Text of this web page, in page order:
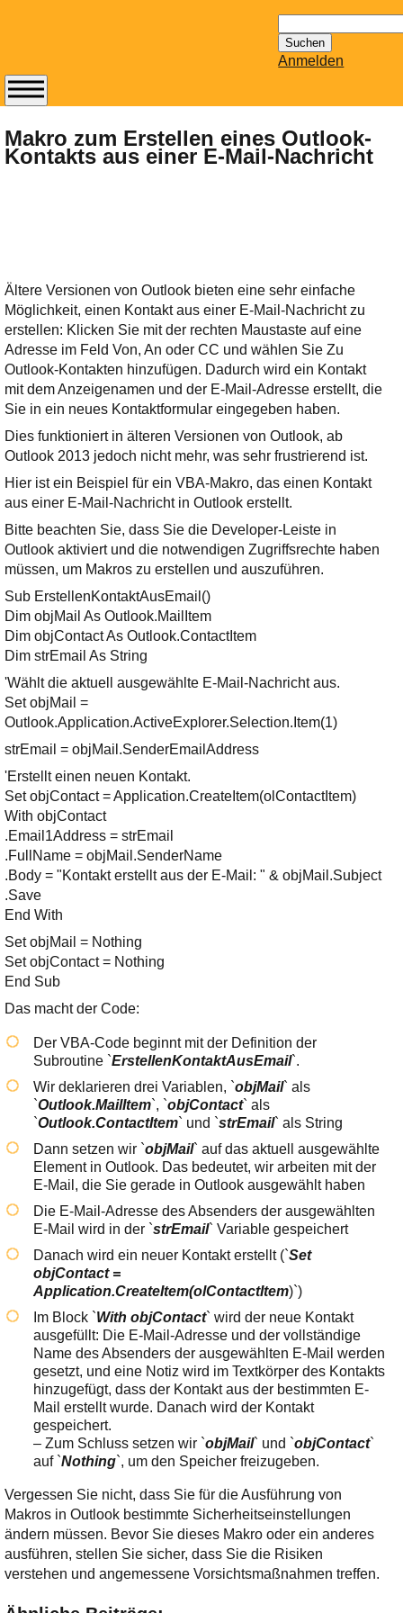
nach:
Anmelden
Makro zum Erstellen eines Outlook-
Kontakts aus einer E-Mail-Nachricht
Ältere Versionen von Outlook bieten eine sehr einfache
Möglichkeit, einen Kontakt aus einer E-Mail-Nachricht zu
erstellen: Klicken Sie mit der rechten Maustaste auf eine
Adresse im Feld Von, An oder CC und wählen Sie Zu
Outlook-Kontakten hinzufügen. Dadurch wird ein Kontakt
mit dem Anzeigenamen und der E-Mail-Adresse erstellt, die
Sie in ein neues Kontaktformular eingegeben haben.
Dies funktioniert in älteren Versionen von Outlook, ab
Outlook 2013 jedoch nicht mehr, was sehr frustrierend ist.
Hier ist ein Beispiel für ein VBA-Makro, das einen Kontakt
aus einer E-Mail-Nachricht in Outlook erstellt.
Bitte beachten Sie, dass Sie die Developer-Leiste in
Outlook aktiviert und die notwendigen Zugriffsrechte haben
müssen, um Makros zu erstellen und auszuführen.
Sub ErstellenKontaktAusEmail()
Dim objMail As Outlook.MailItem
Dim objContact As Outlook.ContactItem
Dim strEmail As String
'Wählt die aktuell ausgewählte E-Mail-Nachricht aus.
Set objMail =
Outlook.Application.ActiveExplorer.Selection.Item(1)
strEmail = objMail.SenderEmailAddress
'Erstellt einen neuen Kontakt.
Set objContact = Application.CreateItem(olContactItem)
With objContact
.Email1Address = strEmail
.FullName = objMail.SenderName
.Body = "Kontakt erstellt aus der E-Mail: " & objMail.Subject
.Save
End With
Set objMail = Nothing
Set objContact = Nothing
End Sub
Das macht der Code:
Der VBA-Code beginnt mit der Definition der
Subroutine `ErstellenKontaktAusEmail`.
Wir deklarieren drei Variablen, `objMail` als
`Outlook.MailItem`, `objContact` als
`Outlook.ContactItem` und `strEmail` als String
Dann setzen wir `objMail` auf das aktuell ausgewählte
Element in Outlook. Das bedeutet, wir arbeiten mit der
E-Mail, die Sie gerade in Outlook ausgewählt haben
Die E-Mail-Adresse des Absenders der ausgewählten
E-Mail wird in der `strEmail` Variable gespeichert
Danach wird ein neuer Kontakt erstellt (`Set
objContact =
Application.CreateItem(olContactItem)`)
Im Block `With objContact` wird der neue Kontakt
ausgefüllt: Die E-Mail-Adresse und der vollständige
Name des Absenders der ausgewählten E-Mail werden
gesetzt, und eine Notiz wird im Textkörper des Kontakts
hinzugefügt, dass der Kontakt aus der bestimmten E-
Mail erstellt wurde. Danach wird der Kontakt
gespeichert.
– Zum Schluss setzen wir `objMail` und `objContact`
auf `Nothing`, um den Speicher freizugeben.
Vergessen Sie nicht, dass Sie für die Ausführung von
Makros in Outlook bestimmte Sicherheitseinstellungen
ändern müssen. Bevor Sie dieses Makro oder ein anderes
ausführen, stellen Sie sicher, dass Sie die Risiken
verstehen und angemessene Vorsichtsmaßnahmen treffen.
Abonnieren Sie den
14-tägig
erscheinenden
bereithält!
Wie z.B. Outlook,
GMail, Thunderbird
oder auch
KuNoMail, usw.
Ihre E-Mail
Adresse:
E-Mail
E-Mail bestätigen